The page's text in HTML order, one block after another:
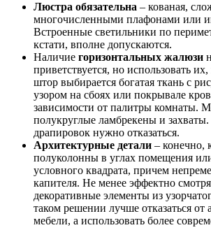
Люстра обязательна – кованая,
многочисленными плафонами или
Встроенные светильники по
кстати, вполне допускаются.
Наличие горизонтальных жалюзи
приветствуется, но использовать
штор выбирается богатая ткань с
узором на сбоях или покрывале
зависимости от палитры комнаты.
полукруглые ламбрекены и
драпировок нужно отказаться.
Архитектурные детали – конечно,
полуколонны в углах помещения
условного квадрата, причем
капителя. Не менее эффектно
декоративные элементы из
таком решении лучше отказаться от
мебели, а использовать более